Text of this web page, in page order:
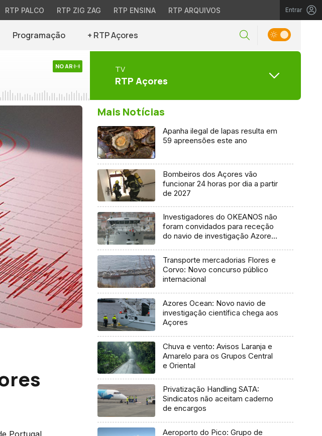
RTP PALCO RTP ZIG ZAG RTP ENSINA RTP ARQUIVOS Entrar
Programação + RTP Açores
NO AR TV
RTP Açores
Portugal
Mais Notícias
Apanha ilegal de lapas resulta em
59 apreensões este ano
Bombeiros dos Açores vão
funcionar 24 horas por dia a partir
de 2027
Investigadores do OKEANOS não
foram convidados para receção
do navio de investigação Azores
Transporte mercadorias Flores e
Corvo: Novo concurso público
internacional
Azores Ocean: Novo navio de
investigação científica chega aos
Açores
Chuva e vento: Avisos Laranja e
Amarelo para os Grupos Central
e Oriental
Privatização Handling SATA:
Sindicatos não aceitam caderno
de encargos
Aeroporto do Pico: Grupo de